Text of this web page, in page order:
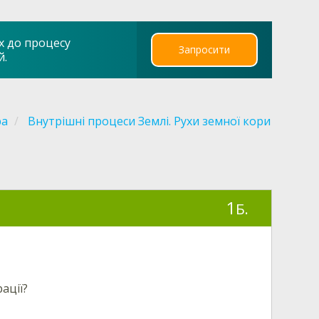
до процесу
Запросити
Внутрішні процеси Землі. Рухи земної кори
1 Б.
?